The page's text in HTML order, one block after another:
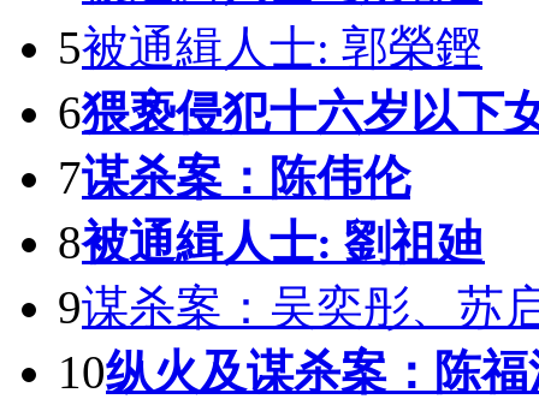
5被通緝人士: 郭榮鏗
6猥亵侵犯十六岁以下
7谋杀案：陈伟伦
8被通緝人士: 劉祖廸
9谋杀案：吴奕彤、苏
10纵火及谋杀案：陈福